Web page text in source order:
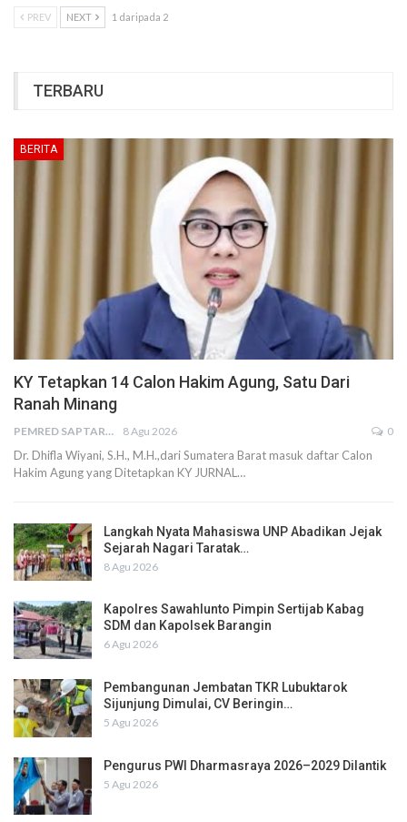
PREV NEXT 1 daripada 2
TERBARU
BERITA
KY Tetapkan 14 Calon Hakim Agung, Satu Dari
Ranah Minang
PEMRED SAPTARIUS 8 Agu 2026 0
Dr. Dhifla Wiyani, S.H., M.H.,dari Sumatera Barat masuk daftar Calon
Hakim Agung yang Ditetapkan KY JURNAL…
Langkah Nyata Mahasiswa UNP Abadikan Jejak
Sejarah Nagari Taratak…
8 Agu 2026
Kapolres Sawahlunto Pimpin Sertijab Kabag
SDM dan Kapolsek Barangin
6 Agu 2026
Pembangunan Jembatan TKR Lubuktarok
Sijunjung Dimulai, CV Beringin…
5 Agu 2026
Pengurus PWI Dharmasraya 2026–2029 Dilantik
5 Agu 2026